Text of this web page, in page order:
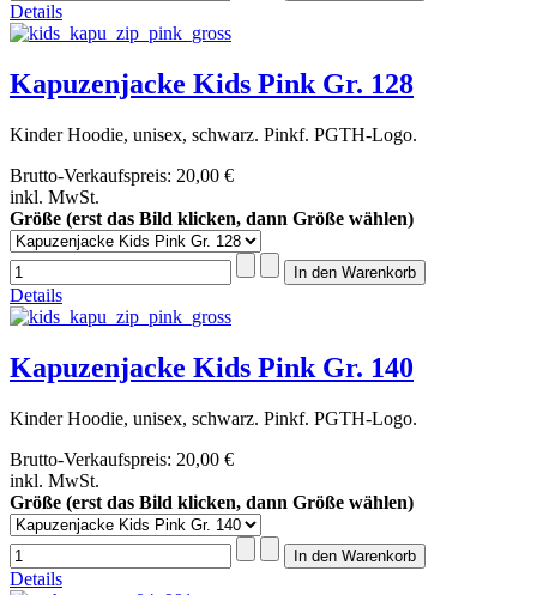
Details
Kapuzenjacke Kids Pink Gr. 128
Kinder Hoodie, unisex, schwarz. Pinkf. PGTH-Logo.
Brutto-Verkaufspreis: 20,00 €
inkl. MwSt.
Größe (erst das Bild klicken, dann Größe wählen)
Details
Kapuzenjacke Kids Pink Gr. 140
Kinder Hoodie, unisex, schwarz. Pinkf. PGTH-Logo.
Brutto-Verkaufspreis: 20,00 €
inkl. MwSt.
Größe (erst das Bild klicken, dann Größe wählen)
Details